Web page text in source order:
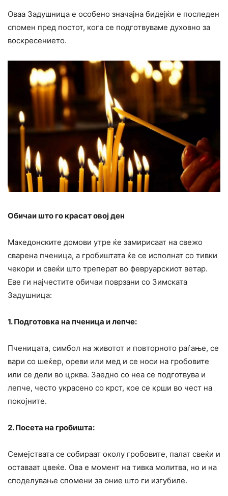
Оваа Задушница е особено значајна бидејќи е последен
спомен пред постот, кога се подготвуваме духовно за
воскресението.
Обичаи што го красат овој ден
Македонските домови утре ќе замирисаат на свежо
сварена пченица, а гробиштата ќе се исполнат со тивки
чекори и свеќи што треперат во февруарскиот ветар.
Еве ги најчестите обичаи поврзани со Зимската
Задушница:
1. Подготовка на пченица и лепче:
Пченицата, симбол на животот и повторното раѓање, се
вари со шеќер, ореви или мед и се носи на гробовите
или се дели во црква. Заедно со неа се подготвува и
лепче, често украсено со крст, кое се крши во чест на
покојните.
2. Посета на гробишта:
Семејствата се собираат околу гробовите, палат свеќи и
оставаат цвеќе. Ова е момент на тивка молитва, но и на
споделување спомени за оние што ги изгубиле.